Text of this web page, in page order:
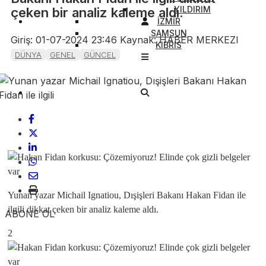
YILDIRIM
İZMİR
SAMSUN
KIBRIS
çeken bir analiz kaleme aldı.
Giriş: 01-07-2024 23:46 Kaynak: HABER MERKEZI
DÜNYA GENEL GÜNCEL
ABONE OL
Yunan yazar Michail Ignatiou, Dışişleri Bakanı Hakan Fidan ile
ilgili dikkat çeken bir analiz kaleme aldı.
2